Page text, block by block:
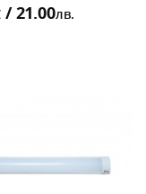
/ 21.00лв.